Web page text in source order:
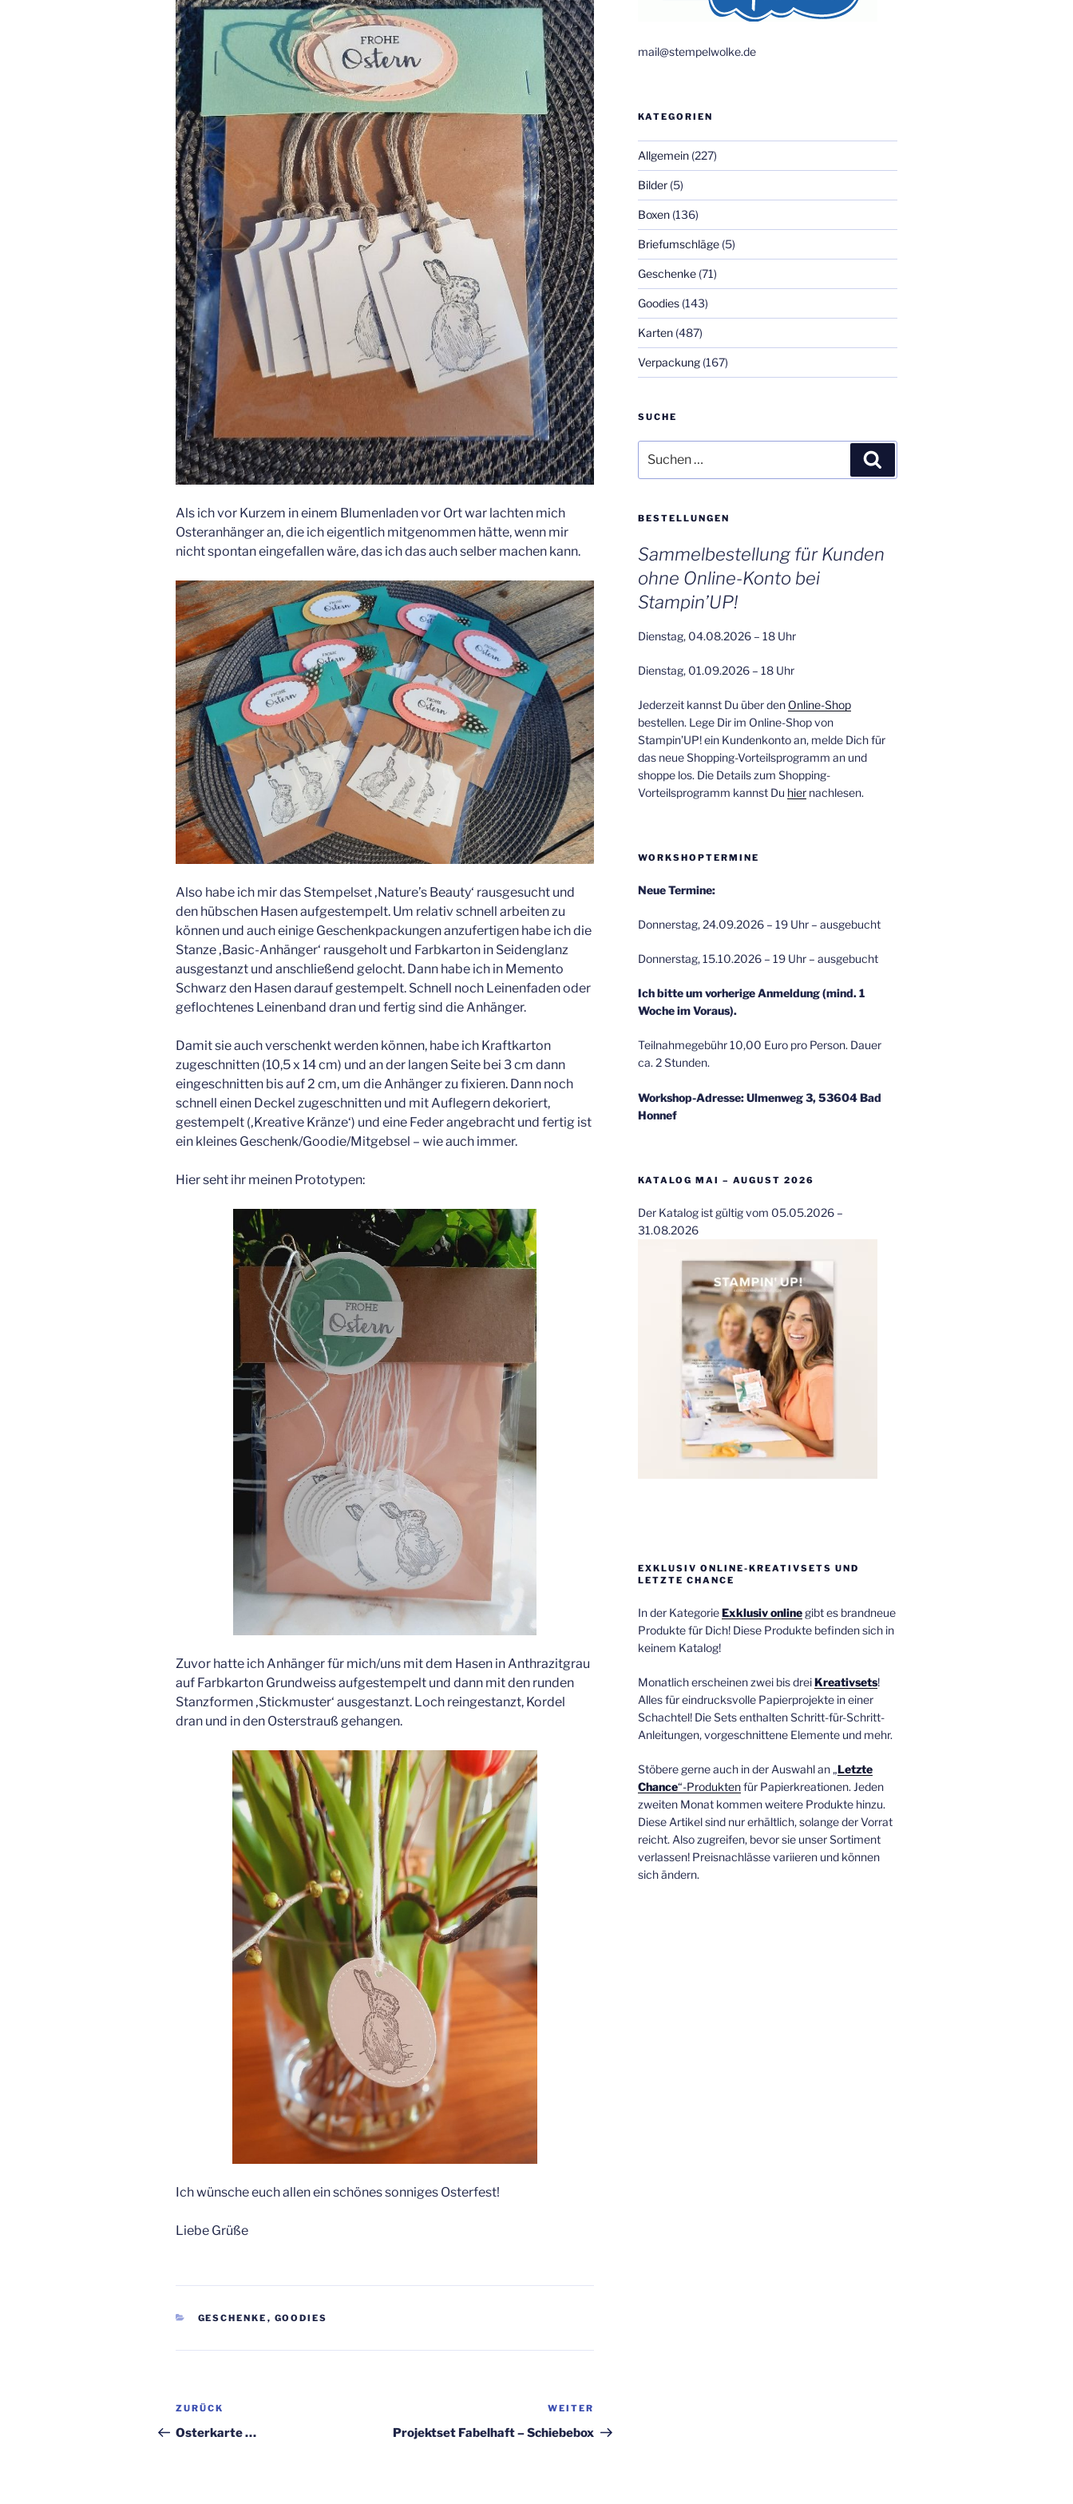
Als ich vor Kurzem in einem Blumenladen vor Ort war lachten mich
Osteranhänger an, die ich eigentlich mitgenommen hätte, wenn mir
nicht spontan eingefallen wäre, das ich das auch selber machen kann.
Also habe ich mir das Stempelset ‚Nature’s Beauty‘ rausgesucht und
den hübschen Hasen aufgestempelt. Um relativ schnell arbeiten zu
können und auch einige Geschenkpackungen anzufertigen habe ich die
Stanze ‚Basic-Anhänger‘ rausgeholt und Farbkarton in Seidenglanz
ausgestanzt und anschließend gelocht. Dann habe ich in Memento
Schwarz den Hasen darauf gestempelt. Schnell noch Leinenfaden oder
geflochtenes Leinenband dran und fertig sind die Anhänger.
Damit sie auch verschenkt werden können, habe ich Kraftkarton
zugeschnitten (10,5 x 14 cm) und an der langen Seite bei 3 cm dann
eingeschnitten bis auf 2 cm, um die Anhänger zu fixieren. Dann noch
schnell einen Deckel zugeschnitten und mit Auflegern dekoriert,
gestempelt (‚Kreative Kränze‘) und eine Feder angebracht und fertig ist
ein kleines Geschenk/Goodie/Mitgebsel – wie auch immer.
Hier seht ihr meinen Prototypen:
Zuvor hatte ich Anhänger für mich/uns mit dem Hasen in Anthrazitgrau
auf Farbkarton Grundweiss aufgestempelt und dann mit den runden
Stanzformen ‚Stickmuster‘ ausgestanzt. Loch reingestanzt, Kordel
dran und in den Osterstrauß gehangen.
Ich wünsche euch allen ein schönes sonniges Osterfest!
Liebe Grüße
KATEGORIEN
GESCHENKE , GOODIES
Beitragsnavigation
Vorheriger
Beitrag
ZURÜCK
Osterkarte …
Beitrag
WEITER
Projektset Fabelhaft – Schiebebox
mail@stempelwolke.de
KATEGORIEN
Allgemein(227)
Bilder(5)
Boxen(136)
Briefumschläge(5)
Geschenke(71)
Goodies(143)
Karten(487)
Verpackung(167)
SUCHE
nach:
BESTELLUNGEN
Sammelbestellung für Kunden
ohne Online-Konto bei
Stampin’UP!
Dienstag, 04.08.2026 – 18 Uhr
Dienstag, 01.09.2026 – 18 Uhr
Jederzeit kannst Du über den Online-Shop
bestellen. Lege Dir im Online-Shop von
Stampin’UP! ein Kundenkonto an, melde Dich für
das neue Shopping-Vorteilsprogramm an und
shoppe los. Die Details zum Shopping-
Vorteilsprogramm kannst Du hiernachlesen.
WORKSHOPTERMINE
Neue Termine:
Donnerstag, 24.09.2026 – 19 Uhr – ausgebucht
Donnerstag, 15.10.2026 – 19 Uhr – ausgebucht
Ich bitte um vorherige Anmeldung (mind. 1
Woche im Voraus).
Teilnahmegebühr 10,00 Euro pro Person. Dauer
ca. 2 Stunden.
Workshop-Adresse: Ulmenweg 3, 53604 Bad
Honnef
KATALOG MAI – AUGUST 2026
Der Katalog ist gültig vom 05.05.2026 –
31.08.2026
EXKLUSIV ONLINE-KREATIVSETS UND
LETZTE CHANCE
In der KategorieExklusiv onlinegibt es brandneue
Produkte für Dich! Diese Produkte befinden sich in
keinem Katalog!
Monatlich erscheinen zwei bis drei Kreativsets!
Alles für eindrucksvolle Papierprojekte in einer
Schachtel! Die Sets enthalten Schritt-für-Schritt-
Anleitungen, vorgeschnittene Elemente und mehr.
Stöbere gerne auch in der Auswahl an „Letzte
Chance“-Produktenfür Papierkreationen. Jeden
zweiten Monat kommen weitere Produkte hinzu.
Diese Artikel sind nur erhältlich, solange der Vorrat
reicht. Also zugreifen, bevor sie unser Sortiment
verlassen! Preisnachlässe variieren und können
sich ändern.